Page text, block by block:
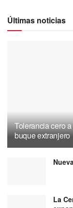
Últimas noticias
Tolerancia cero
buque extranjero
La